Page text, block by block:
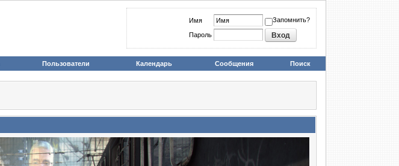
Имя Запомнить?
Пароль
Пользователи Календарь Сообщения Поиск